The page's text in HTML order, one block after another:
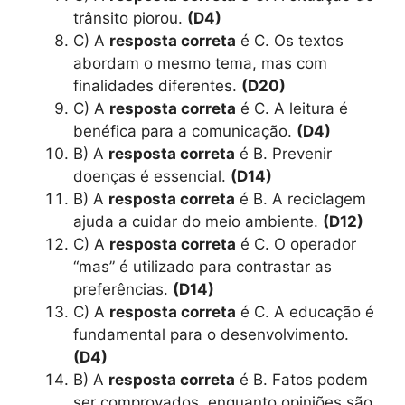
trânsito piorou. (D4)
C) A resposta correta é C. Os textos
abordam o mesmo tema, mas com
finalidades diferentes. (D20)
C) A resposta correta é C. A leitura é
benéfica para a comunicação. (D4)
B) A resposta correta é B. Prevenir
doenças é essencial. (D14)
B) A resposta correta é B. A reciclagem
ajuda a cuidar do meio ambiente. (D12)
C) A resposta correta é C. O operador
“mas” é utilizado para contrastar as
preferências. (D14)
C) A resposta correta é C. A educação é
fundamental para o desenvolvimento.
(D4)
B) A resposta correta é B. Fatos podem